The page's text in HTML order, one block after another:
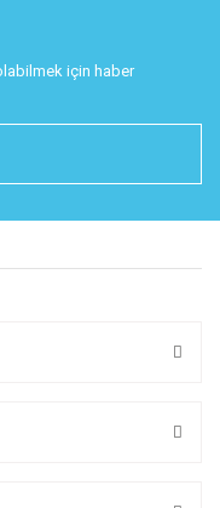
için haber